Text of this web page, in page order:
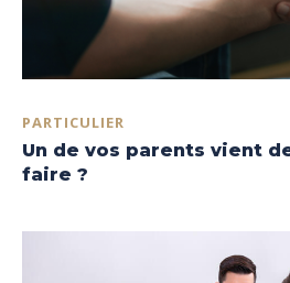
PARTICULIER
Un de vos parents vient
faire ?